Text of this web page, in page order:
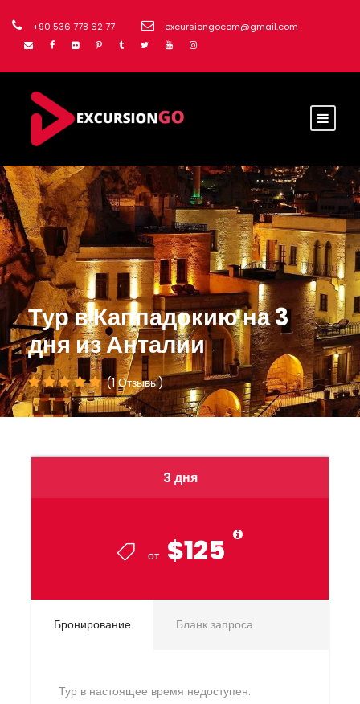
+90 536 778 62 77 excursiongocom@gmail.com
Тур в Каппадокию на 3
дня из Анталии
(1 Отзывы)
3 дня
от $125
Бронирование Бланк запроса
Тур в настоящее время недоступен.